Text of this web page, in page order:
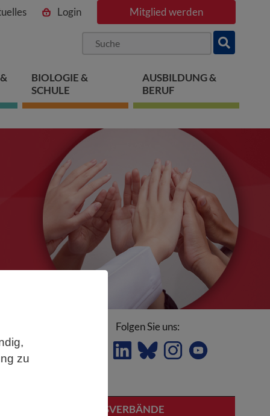
zu
Login Mitglied werden
BIOLOGIE &
SCHULE
AUSBILDUNG &
BERUF
Folgen Sie uns:
LANDESVERBÄNDE